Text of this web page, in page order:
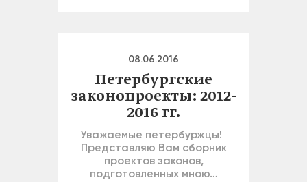
08.06.2016
Петербургские
законопроекты: 2012-
2016 гг.
Уважаемые петербуржцы!
Представляю Вам сборник
проектов законов,
подготовленных мною…